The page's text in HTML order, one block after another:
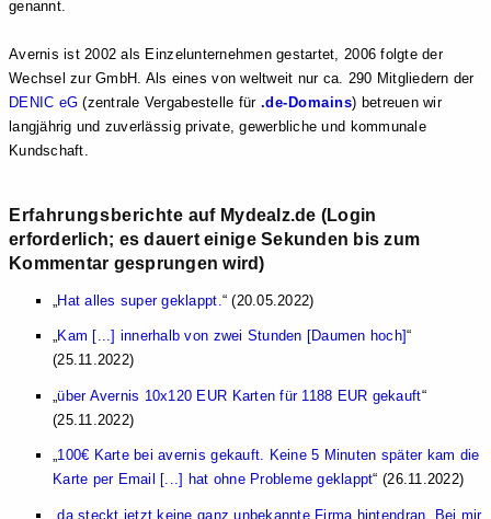
genannt.
Avernis ist 2002 als Einzelunternehmen gestartet, 2006 folgte der
Wechsel zur GmbH. Als eines von weltweit nur ca. 290 Mitgliedern der
DENIC eG (zentrale Vergabestelle für .de-Domains) betreuen wir
langjährig und zuverlässig private, gewerbliche und kommunale
Kundschaft.
Erfahrungsberichte auf Mydealz.de (Login
erforderlich; es dauert einige Sekunden bis zum
Kommentar gesprungen wird)
Hat alles super geklappt. (20.05.2022)
Kam [...] innerhalb von zwei Stunden [Daumen hoch]
(25.11.2022)
über Avernis 10x120 EUR Karten für 1188 EUR gekauft
(25.11.2022)
100€ Karte bei avernis gekauft. Keine 5 Minuten später kam die
Karte per Email [...] hat ohne Probleme geklappt (26.11.2022)
da steckt jetzt keine ganz unbekannte Firma hintendran. Bei mir